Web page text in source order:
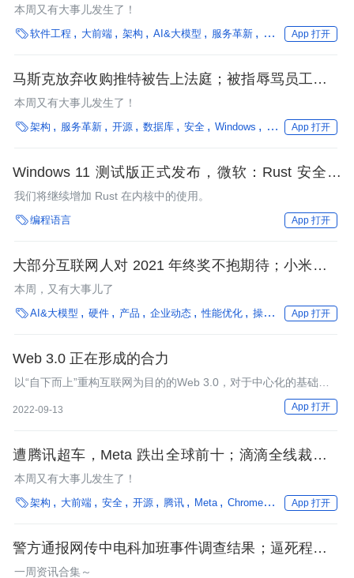
外网络攻击；学习通辟谣数据泄漏；字节跳动更新价
本周又有大事儿发生了！
软件工程 大前端 架构 AI&大模型 服务革新 GitHub Windows
App 打开
马斯克放弃收购推特被告上法庭；被指辱骂员工，微
软云计算副总裁将离职；“123456”做密码，AMD 机
本周又有大事儿发生了！
架构 服务革新 开源 数据库 安全 Windows 企业动态 Java
App 打开
Windows 11 测试版正式发布，微软：Rust 安全可
靠，将继续增加使用量
我们将继续增加 Rust 在内核中的使用。
编程语言 App 打开
大部分互联网人对 2021 年终奖不抱期待；小米自研
澎湃 P1 芯片官宣；马斯克取笑元宇宙：没人愿意整
本周，又有大事儿了
AI&大模型 硬件 产品 企业动态 性能优化 操作系统 编程语言
App 打开
Web 3.0 正在形成的合力
以“自下而上”重构互联网为目的的Web 3.0，对于中心化的基础设
施服务既存在着一种心理上的排斥，又存在着一种事实上的依赖。
2022-09-13 App 打开
遭腾讯超车，Meta 跌出全球前十；滴滴全线裁员；
携程“3+2”，微信 1065 工作制；浏览器版本号将破
百，“千年虫”问题或再现；报告称 Linux 更安全｜架
构周报
本周又有大事儿发生了！
架构 大前端 安全 开源 腾讯 Meta Chrome Linux 操作系统
App 打开
警方通报网传中电科加班事件调查结果；逼死程序员
诈骗千万的“翟欣欣案”一审宣判；比特币白皮书隐藏
一周资讯合集～